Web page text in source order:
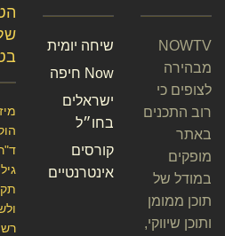
שיחה יומית
Now חיפה
ישראלים
בחו״ל
קורסים
אינטרנטיים
NOWTV
מבהירה
לצופים כי
רוב התכנים
באתר
מופקים
במודל של
תוכן ממומן
ותוכן שיווקי,